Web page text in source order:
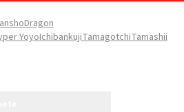
Dragon
YoyoIchibankujiTamagotchiTamashii